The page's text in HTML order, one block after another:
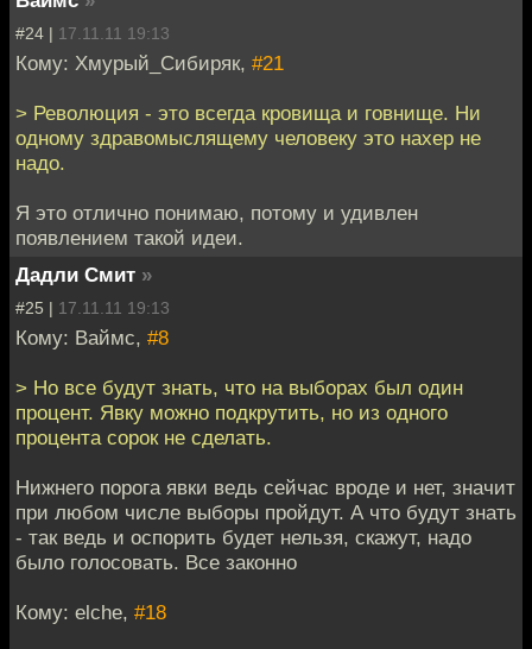
#24 | 17.11.11 19:13
Кому: Хмурый_Сибиряк, #21
> Революция - это всегда кровища и говнище. Ни
одному здравомыслящему человеку это нахер не
надо.
Я это отлично понимаю, потому и удивлен
появлением такой идеи.
Дадли Смит »
#25 | 17.11.11 19:13
Кому: Ваймс, #8
> Но все будут знать, что на выборах был один
процент. Явку можно подкрутить, но из одного
процента сорок не сделать.
Нижнего порога явки ведь сейчас вроде и нет, значит
при любом числе выборы пройдут. А что будут знать
- так ведь и оспорить будет нельзя, скажут, надо
было голосовать. Все законно
Кому: elche, #18